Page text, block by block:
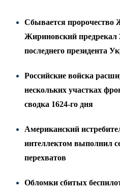
Сбывается пророчество
Жириновский предрекал
последнего президента
Российские войска
нескольких участках
сводка 1624-го дня
Американский
интеллектом выполнил
перехватов
Обломки сбитых